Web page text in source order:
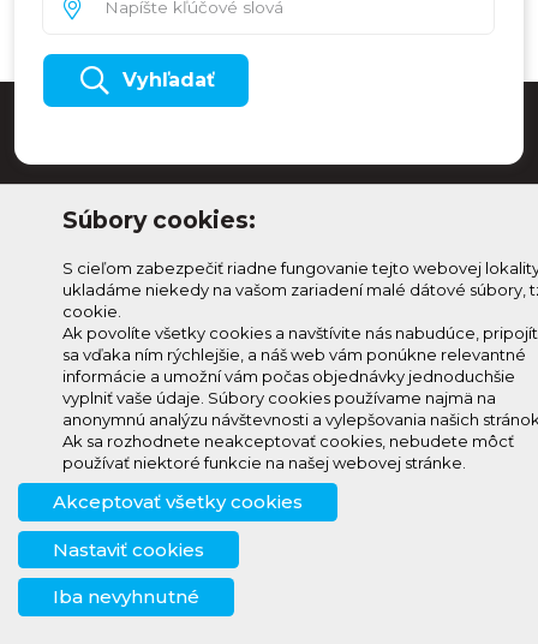
Vyhľadať
info@knh.sk
+421 903
294 997
Prihlásenie
Zmeniť
nastavenie
cookies
Odoberaj Kam na
Horehroní
Prihlás sa na odber a
dostávaj novinky ako prvý
© 2024 - 2026, created by
Súbory cookies:
S cieľom zabezpečiť riadne fungovanie tejto webovej
ukladáme niekedy na vašom zariadení malé dátové súbory,
cookie.
Ak povolíte všetky cookies a navštívite nás nabudúce,
sa vďaka ním rýchlejšie, a náš web vám ponúkne relevantné
informácie a umožní vám počas objednávky jednoduchšie
vyplniť vaše údaje. Súbory cookies používame najmä na
anonymnú analýzu návštevnosti a vylepšovania našich
Ak sa rozhodnete neakceptovať cookies, nebudete môcť
používať niektoré funkcie na našej webovej stránke.
Akceptovať všetky cookies
Nastaviť cookies
Iba nevyhnutné